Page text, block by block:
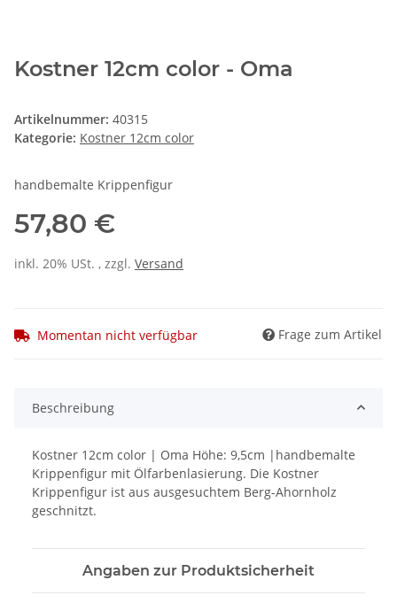
Kostner 12cm color - Oma
Artikelnummer: 40315
Kategorie: Kostner 12cm color
handbemalte Krippenfigur
57,80 €
inkl. 20% USt. , zzgl. Versand
Momentan nicht verfügbar Frage zum Artikel
Beschreibung
Kostner 12cm color | Oma Höhe: 9,5cm |handbemalte
Krippenfigur mit Ölfarbenlasierung. Die Kostner
Krippenfigur ist aus ausgesuchtem Berg-Ahornholz
geschnitzt.
Angaben zur Produktsicherheit